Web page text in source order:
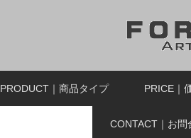
PRODUCT｜商品タイプ PRICE｜
CONTACT｜お問